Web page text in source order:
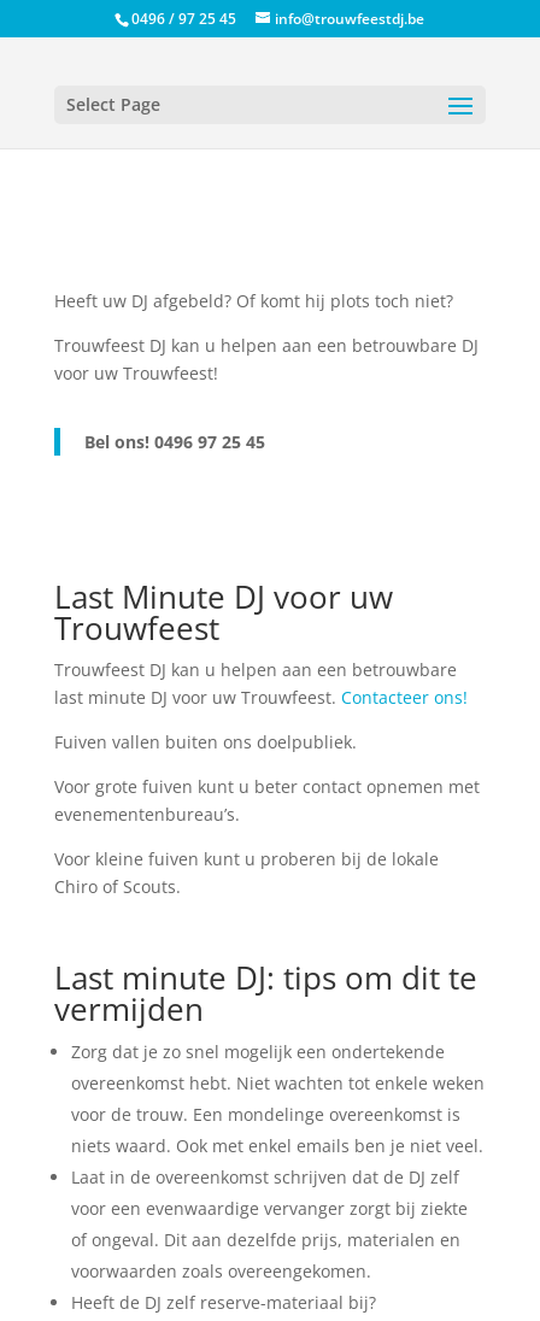
0496 / 97 25 45 info@trouwfeestdj.be
Select Page
Heeft uw DJ afgebeld? Of komt hij plots toch niet?
Trouwfeest DJ kan u helpen aan een betrouwbare DJ
voor uw Trouwfeest!
Bel ons! 0496 97 25 45
Last Minute DJ voor uw
Trouwfeest
Trouwfeest DJ kan u helpen aan een betrouwbare
last minute DJ voor uw Trouwfeest. Contacteer ons!
Fuiven vallen buiten ons doelpubliek.
Voor grote fuiven kunt u beter contact opnemen met
evenementenbureau’s.
Voor kleine fuiven kunt u proberen bij de lokale
Chiro of Scouts.
Last minute DJ: tips om dit te
vermijden
Zorg dat je zo snel mogelijk een ondertekende
overeenkomst hebt. Niet wachten tot enkele weken
voor de trouw. Een mondelinge overeenkomst is
niets waard. Ook met enkel emails ben je niet veel.
Laat in de overeenkomst schrijven dat de DJ zelf
voor een evenwaardige vervanger zorgt bij ziekte
of ongeval. Dit aan dezelfde prijs, materialen en
voorwaarden zoals overeengekomen.
Heeft de DJ zelf reserve-materiaal bij?